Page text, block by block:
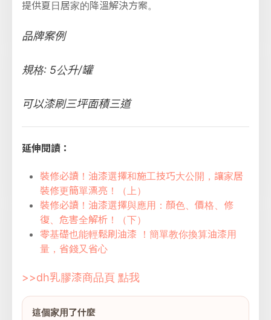
提供夏日居家的降溫解決方案。
品牌案例
規格: 5公升/罐
可以漆刷三坪面積三道
延伸閱讀：
裝修必讀！油漆選擇和施工技巧大公開，讓家居
裝修更簡單漂亮！（上）
裝修必讀！油漆選擇與應用：顏色、價格、修
復、危害全解析！（下）
零基礎也能輕鬆刷油漆 ！簡單教你換算油漆用
量，省錢又省心
>>dh乳膠漆商品頁 點我
這個家用了什麼